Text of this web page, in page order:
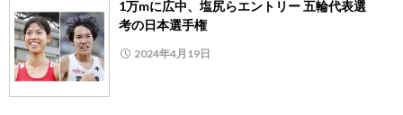
1万mに広中、塩尻らエントリー 五輪代表選
考の日本選手権
2024年4月19日